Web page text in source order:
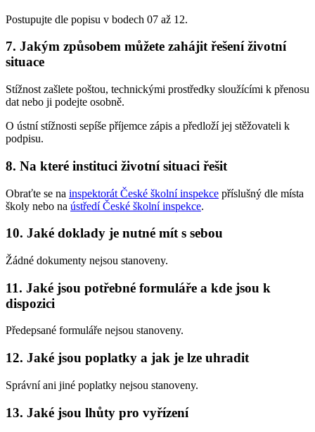
Postupujte dle popisu v bodech 07 až 12.
7. Jakým způsobem můžete zahájit řešení životní
situace
Stížnost zašlete poštou, technickými prostředky sloužícími k přenosu
dat nebo ji podejte osobně.
O ústní stížnosti sepíše příjemce zápis a předloží jej stěžovateli k
podpisu.
8. Na které instituci životní situaci řešit
Obraťte se na inspektorát České školní inspekce příslušný dle místa
školy nebo na ústředí České školní inspekce.
10. Jaké doklady je nutné mít s sebou
Žádné dokumenty nejsou stanoveny.
11. Jaké jsou potřebné formuláře a kde jsou k
dispozici
Předepsané formuláře nejsou stanoveny.
12. Jaké jsou poplatky a jak je lze uhradit
Správní ani jiné poplatky nejsou stanoveny.
13. Jaké jsou lhůty pro vyřízení